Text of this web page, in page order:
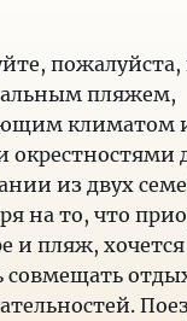
пожалуйста,
пляжем,
климатом
из двух
на то, что
и пляж,
совмещать